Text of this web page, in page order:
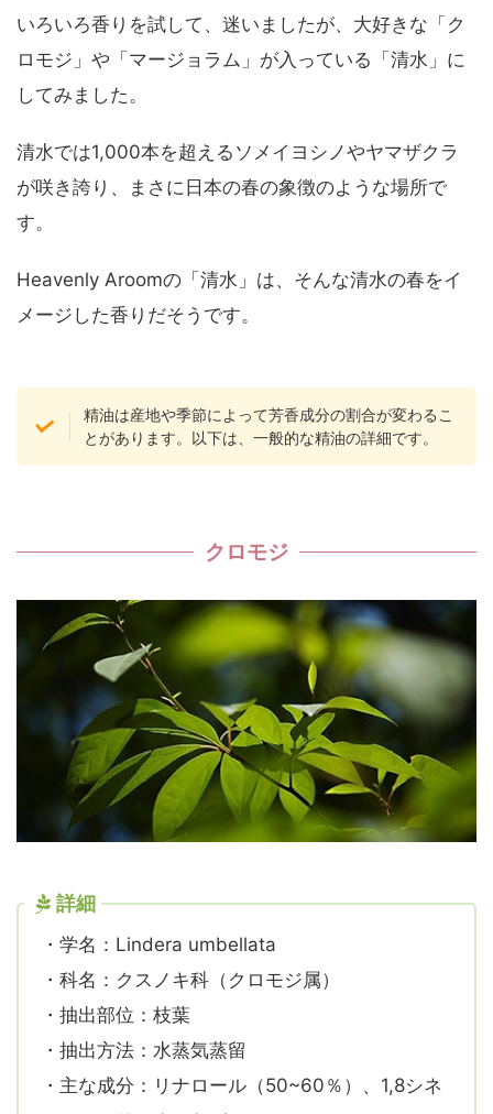
いろいろ香りを試して、迷いましたが、大好きな「ク
ロモジ」や「マージョラム」が入っている「清水」に
してみました。
清水では1,000本を超えるソメイヨシノやヤマザクラ
が咲き誇り、まさに日本の春の象徴のような場所で
す。
Heavenly Aroomの「清水」は、そんな清水の春をイ
メージした香りだそうです。
精油は産地や季節によって芳香成分の割合が変わるこ
とがあります。以下は、一般的な精油の詳細です。
クロモジ
詳細
・学名：Lindera umbellata
・科名：クスノキ科（クロモジ属）
・抽出部位：枝葉
・抽出方法：水蒸気蒸留
・主な成分：リナロール（50~60％）、1,8シネ